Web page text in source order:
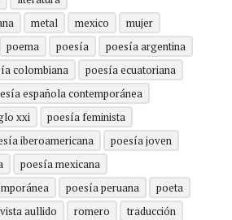
metal mexico
mujer
poema poesía
poesía argentina
colombiana
poesía ecuatoriana
española contemporánea
xxi
poesía feminista
iberoamericana
poesía joven
poesía mexicana
poesía peruana
poeta
aullido romero traducción